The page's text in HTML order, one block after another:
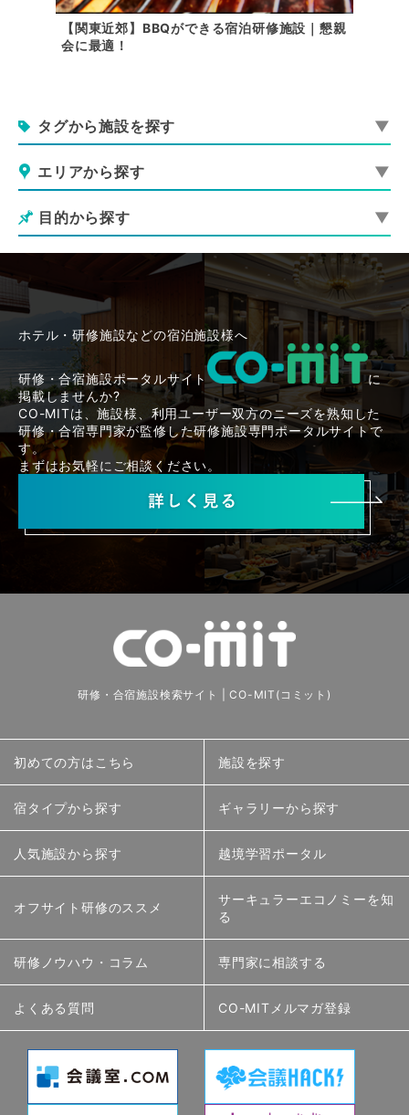
【関東近郊】BBQができる宿泊研修施設｜懇親
会に最適！
タグから施設を探す
エリアから探す
目的から探す
ホテル・研修施設などの宿泊施設様へ
研修・合宿施設ポータルサイト
に
掲載しませんか?
CO-MITは、施設様、利用ユーザー双方のニーズを熟知した
研修・合宿専門家が監修した研修施設専門ポータルサイトで
す。
まずはお気軽にご相談ください。
研修・合宿施設検索サイト | CO-MIT(コミット)
初めての方はこちら 施設を探す
宿タイプから探す ギャラリーから探す
人気施設から探す 越境学習ポータル
オフサイト研修のススメ
サーキュラーエコノミーを知
る
研修ノウハウ・コラム 専門家に相談する
よくある質問 CO-MITメルマガ登録